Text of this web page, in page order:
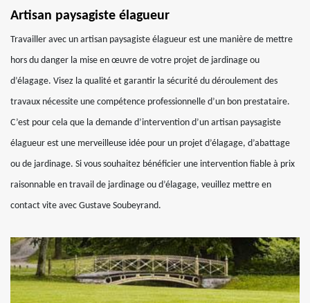
Artisan paysagiste élagueur
Travailler avec un artisan paysagiste élagueur est une manière de mettre
hors du danger la mise en œuvre de votre projet de jardinage ou
d’élagage. Visez la qualité et garantir la sécurité du déroulement des
travaux nécessite une compétence professionnelle d’un bon prestataire.
C’est pour cela que la demande d’intervention d’un artisan paysagiste
élagueur est une merveilleuse idée pour un projet d’élagage, d’abattage
ou de jardinage. Si vous souhaitez bénéficier une intervention fiable à prix
raisonnable en travail de jardinage ou d’élagage, veuillez mettre en
contact vite avec Gustave Soubeyrand.